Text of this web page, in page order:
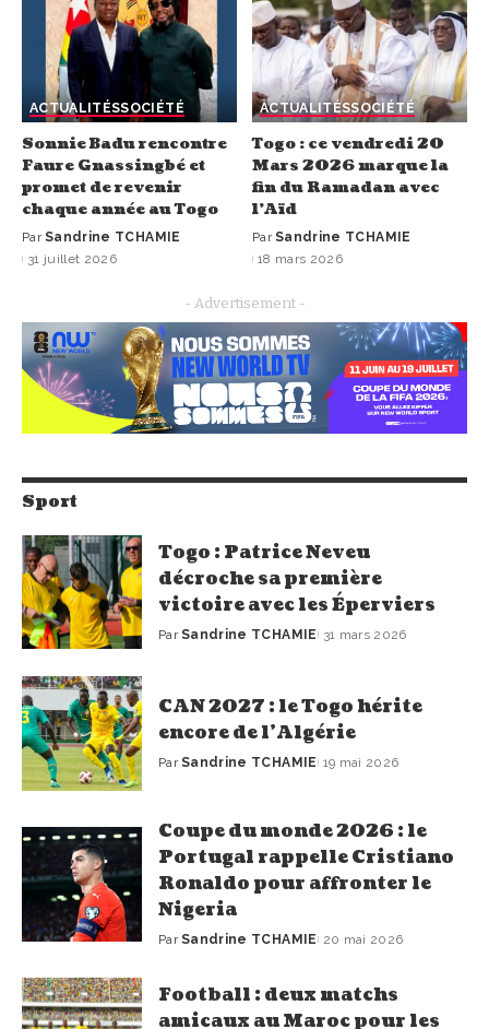
ACTUALITÉSSOCIÉTÉ
Sonnie Badu rencontre
Faure Gnassingbé et
promet de revenir
chaque année au Togo
Par Sandrine TCHAMIE
31 juillet 2026
ACTUALITÉSSOCIÉTÉ
Togo : ce vendredi 20
Mars 2026 marque la
fin du Ramadan avec
l’Aïd
Par Sandrine TCHAMIE
18 mars 2026
- Advertisement -
Sport
Togo : Patrice Neveu
décroche sa première
victoire avec les Éperviers
Par Sandrine TCHAMIE 31 mars 2026
CAN 2027 : le Togo hérite
encore de l’Algérie
Par Sandrine TCHAMIE 19 mai 2026
Coupe du monde 2026 : le
Portugal rappelle Cristiano
Ronaldo pour affronter le
Nigeria
Par Sandrine TCHAMIE 20 mai 2026
Football : deux matchs
amicaux au Maroc pour les